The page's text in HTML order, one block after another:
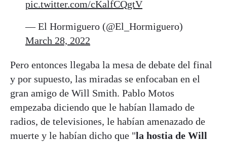
pic.twitter.com/cKalfCQgtV
— El Hormiguero (@El_Hormiguero)
March 28, 2022
Pero entonces llegaba la mesa de debate del final
y por supuesto, las miradas se enfocaban en el
gran amigo de Will Smith. Pablo Motos
empezaba diciendo que le habían llamado de
radios, de televisiones, le habían amenazado de
muerte y le habían dicho que "la hostia de Will